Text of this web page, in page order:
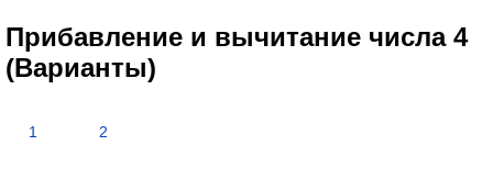
Прибавление и вычитание числа 4
(Варианты)
1 2